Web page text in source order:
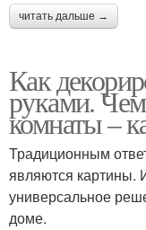
читать дальше →
Как
руками.
комнаты –
Традиционным
являются картины.
универсальное
доме.